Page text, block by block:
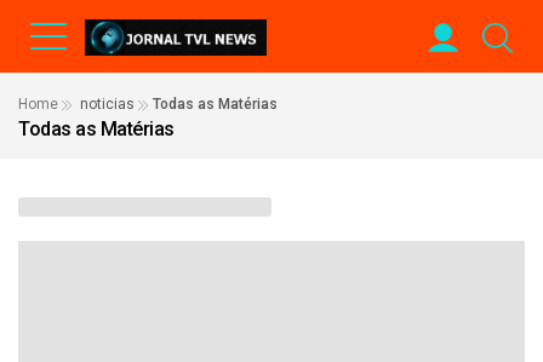
Home noticias Todas as Matérias
Todas as Matérias